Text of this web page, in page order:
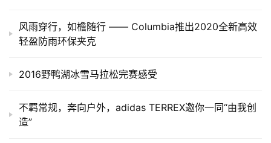
风雨穿行，如檐随行 —— Columbia推出2020全新高效
轻盈防雨环保夹克
2016野鸭湖冰雪马拉松完赛感受
不羁常规，奔向户外，adidas TERREX邀你一同“由我创
造”